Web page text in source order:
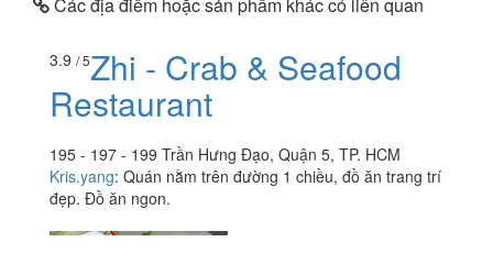
3.9 / 5Zhi - Crab & Seafood
Restaurant
195 - 197 - 199 Trần Hưng Đạo, Quận 5, TP. HCM
Kris.yang: Quán nằm trên đường 1 chiều, đồ ăn trang trí
đẹp. Đồ ăn ngon.